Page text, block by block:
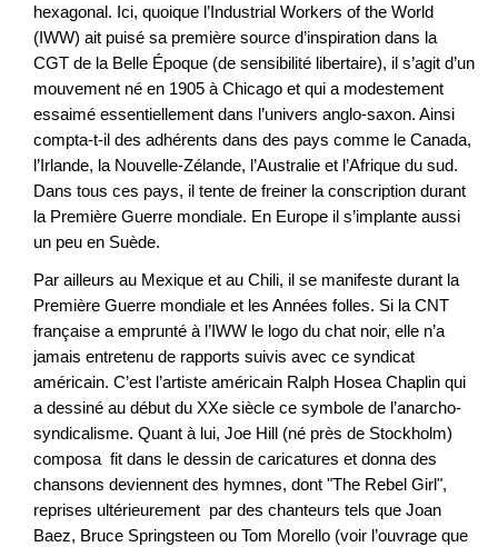
hexagonal. Ici, quoique l’Industrial Workers of the World
(IWW) ait puisé sa première source d’inspiration dans la
CGT de la Belle Époque (de sensibilité libertaire), il s’agit d’un
mouvement né en 1905 à Chicago et qui a modestement
essaimé essentiellement dans l’univers anglo-saxon. Ainsi
compta-t-il des adhérents dans des pays comme le Canada,
l’Irlande, la Nouvelle-Zélande, l’Australie et l’Afrique du sud.
Dans tous ces pays, il tente de freiner la conscription durant
la Première Guerre mondiale. En Europe il s’implante aussi
un peu en Suède.
Par ailleurs au Mexique et au Chili, il se manifeste durant la
Première Guerre mondiale et les Années folles. Si la CNT
française a emprunté à l’IWW le logo du chat noir, elle n’a
jamais entretenu de rapports suivis avec ce syndicat
américain. C’est l’artiste américain Ralph Hosea Chaplin qui
a dessiné au début du XXe siècle ce symbole de l’anarcho-
syndicalisme. Quant à lui, Joe Hill (né près de Stockholm)
composa fit dans le dessin de caricatures et donna des
chansons deviennent des hymnes, dont "The Rebel Girl",
reprises ultérieurement par des chanteurs tels que Joan
Baez, Bruce Springsteen ou Tom Morello (voir l’ouvrage que